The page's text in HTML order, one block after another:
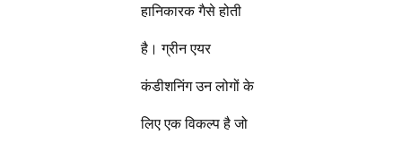
हानिकारक गैसे होती
है। ग्रीन एयर
कंडीशनिंग उन लोगों के
लिए एक विकल्प है जो